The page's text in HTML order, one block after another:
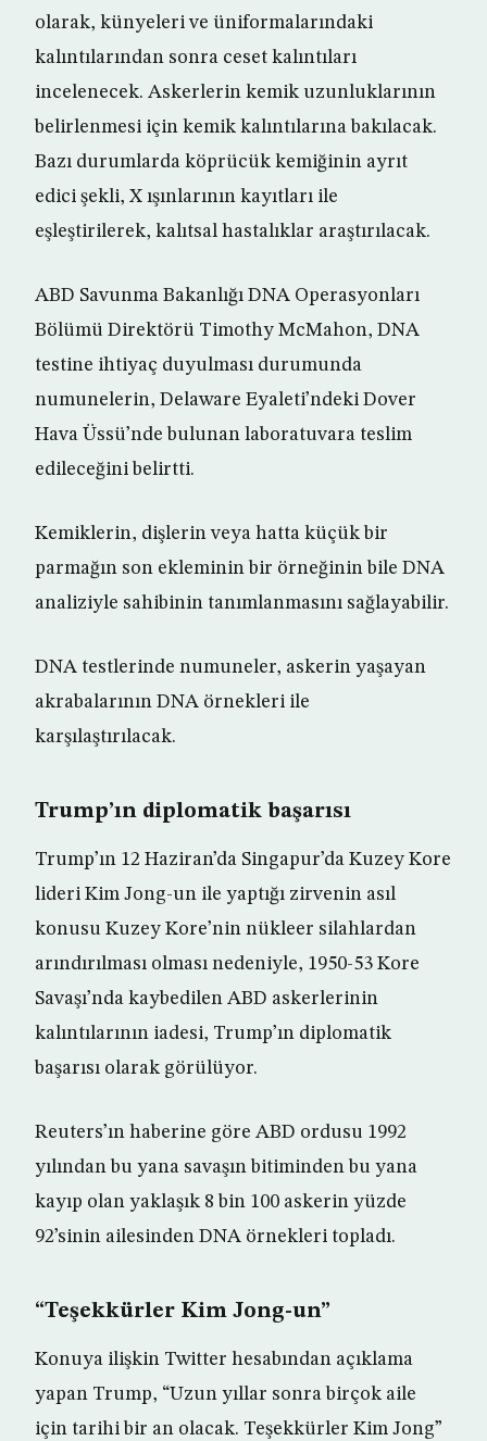
olarak, künyeleri ve üniformalarındaki
kalıntılarından sonra ceset kalıntıları
incelenecek. Askerlerin kemik uzunluklarının
belirlenmesi için kemik kalıntılarına bakılacak.
Bazı durumlarda köprücük kemiğinin ayrıt
edici şekli, X ışınlarının kayıtları ile
eşleştirilerek, kalıtsal hastalıklar araştırılacak.
ABD Savunma Bakanlığı DNA Operasyonları
Bölümü Direktörü Timothy McMahon, DNA
testine ihtiyaç duyulması durumunda
numunelerin, Delaware Eyaleti’ndeki Dover
Hava Üssü’nde bulunan laboratuvara teslim
edileceğini belirtti.
Kemiklerin, dişlerin veya hatta küçük bir
parmağın son ekleminin bir örneğinin bile DNA
analiziyle sahibinin tanımlanmasını sağlayabilir.
DNA testlerinde numuneler, askerin yaşayan
akrabalarının DNA örnekleri ile
karşılaştırılacak.
Trump’ın diplomatik başarısı
Trump’ın 12 Haziran’da Singapur’da Kuzey Kore
lideri Kim Jong-un ile yaptığı zirvenin asıl
konusu Kuzey Kore’nin nükleer silahlardan
arındırılması olması nedeniyle, 1950-53 Kore
Savaşı’nda kaybedilen ABD askerlerinin
kalıntılarının iadesi, Trump’ın diplomatik
başarısı olarak görülüyor.
Reuters’ın haberine göre ABD ordusu 1992
yılından bu yana savaşın bitiminden bu yana
kayıp olan yaklaşık 8 bin 100 askerin yüzde
92’sinin ailesinden DNA örnekleri topladı.
“Teşekkürler Kim Jong-un”
Konuya ilişkin Twitter hesabından açıklama
yapan Trump, “Uzun yıllar sonra birçok aile
için tarihi bir an olacak. Teşekkürler Kim Jong”